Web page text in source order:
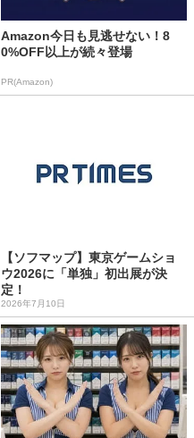
Amazon今日も見逃せない！8
0%OFF以上が続々登場
PR(Amazon)
【ソフマップ】東京ゲームショ
ウ2026に「単独」初出展が決
定！
2026年7月10日